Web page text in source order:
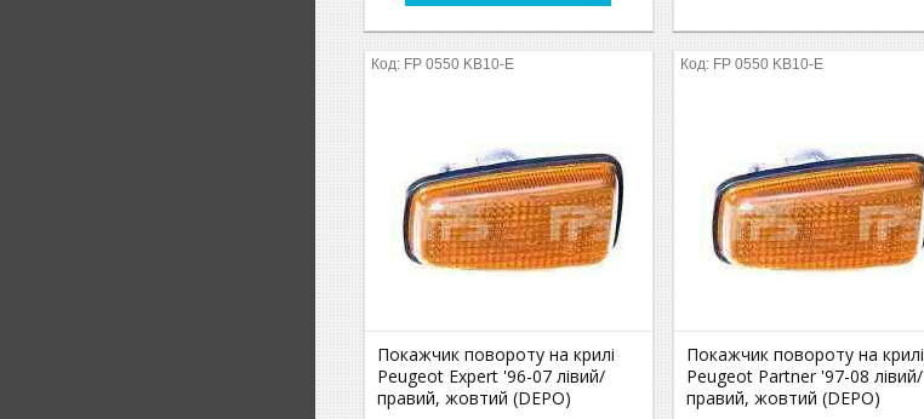
FP 0550 KB10-E
Покажчик повороту на крилі
Peugeot Expert '96-07 лівий/
правий, жовтий (DEPO)
FP 0550 KB10-E
Покажчик повороту на крилі
Peugeot Partner '97-08 лівий/
правий, жовтий (DEPO)